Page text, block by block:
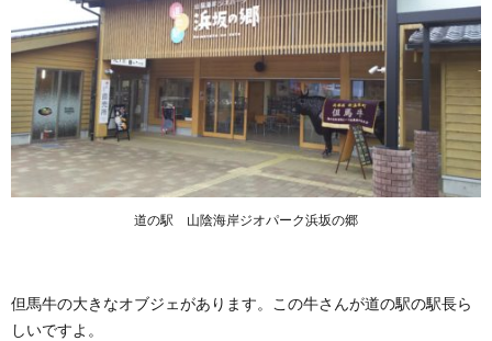
の
駅
山陰
海岸
ジオ
パー
ク浜
坂の
郷」
の温
の
山陰
道の駅 山陰海岸ジオパーク浜坂の郷
但馬牛の大きなオブジェがあります。この牛さんが道の駅の駅長ら
しいですよ。